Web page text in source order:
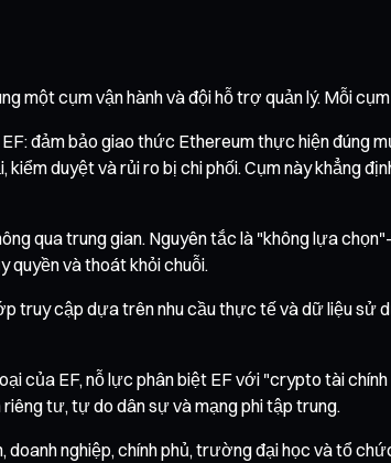
một cụm vận hành và đội hỗ trợ quản lý. Mỗi
đảm bảo giao thức Ethereum thực hiện
duyệt và rủi ro bị chi phối. Cụm này khẳng
qua trung gian. Nguyên tắc là "không lựa
quyền và thoát khỏi chuỗi.
truy cập dựa trên nhu cầu thực tế và dữ liệu sử
của EF, nỗ lực phân biệt EF với "crypto tài
tư, tự do dân sự và mạng phi tập trung.
nghiệp, chính phủ, trường đại học và tổ